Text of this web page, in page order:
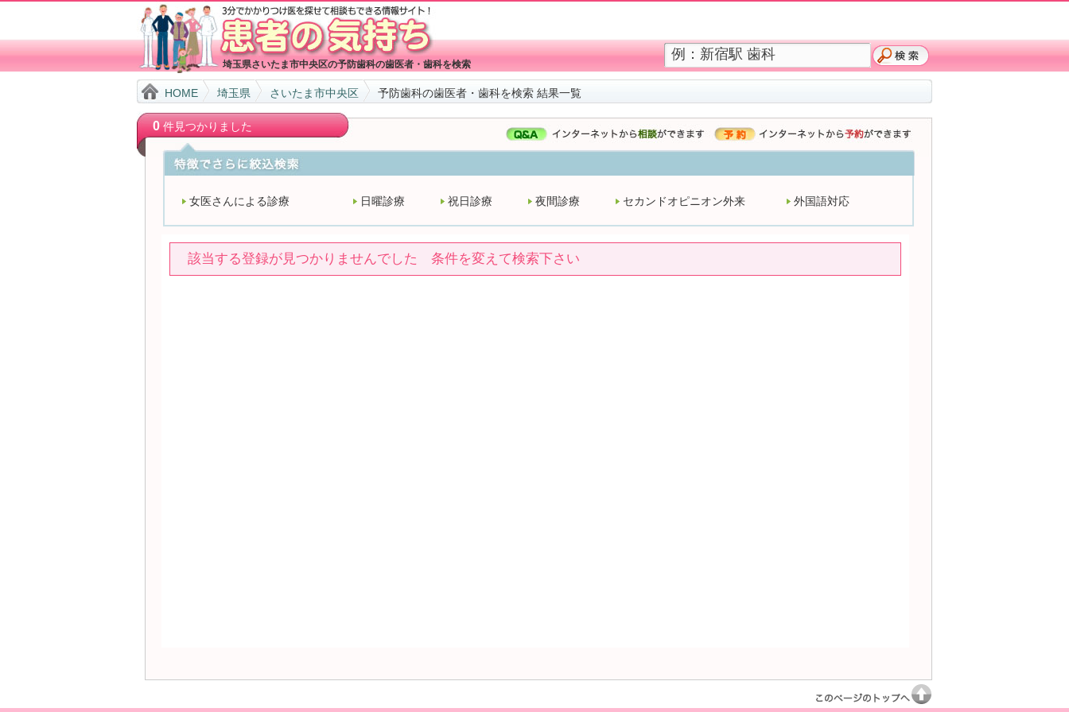
埼玉県さいたま市中央区の予防歯科の歯医者・歯科を検索
HOME 埼玉県 さいたま市中央区 予防歯科の歯医者・歯科を検索 結果一覧
0件見つかりました
女医さんによる診療 日曜診療 祝日診療 夜間診療 セカンドオピニオン外来 外国語対応
該当する登録が見つかりませんでした 条件を変えて検索下さい